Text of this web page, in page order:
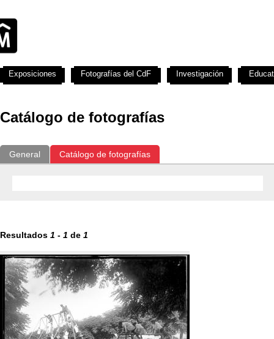
Catálogo de fotografías
General Catálogo de fotografías
Resultados 1 - 1 de 1
Exposiciones Fotografías del CdF Investigación